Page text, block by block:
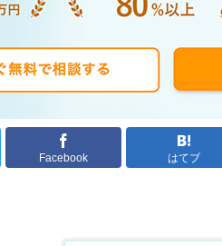
Facebook はてブ